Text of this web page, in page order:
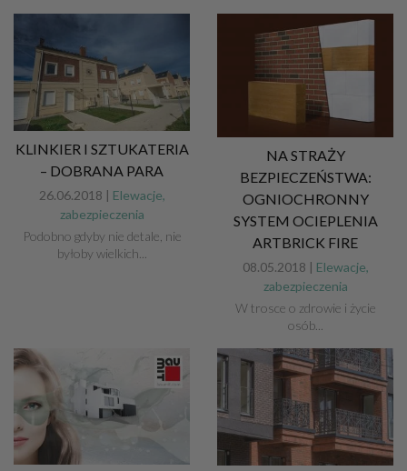
KLINKIER I SZTUKATERIA
– DOBRANA PARA
26.06.2018 | Elewacje,
zabezpieczenia
Podobno gdyby nie detale, nie
byłoby wielkich...
NA STRAŻY
BEZPIECZEŃSTWA:
OGNIOCHRONNY
SYSTEM OCIEPLENIA
ARTBRICK FIRE
08.05.2018 | Elewacje,
zabezpieczenia
W trosce o zdrowie i życie
osób...